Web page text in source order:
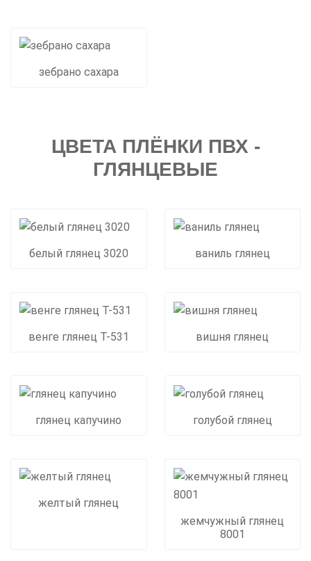
зебрано сахара
ЦВЕТА ПЛЁНКИ ПВХ -
ГЛЯНЦЕВЫЕ
белый глянец 3020 ваниль глянец
венге глянец Т-531 вишня глянец
глянец капучино голубой глянец
желтый глянец
жемчужный глянец
8001